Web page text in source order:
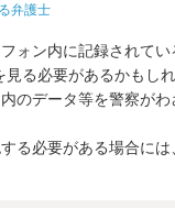
弁護士
ォン内に記録されて
見る必要があるかもし
のデータ等を警察が
る必要がある場合に